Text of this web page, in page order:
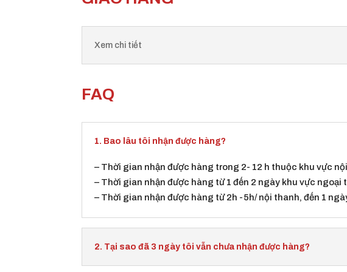
Xem chi tiết
FAQ
1. Bao lâu tôi nhận được hàng?
– Thời gian nhận được hàng trong 2- 12 h thuộc khu vực
– Thời gian nhận được hàng từ 1 đến 2 ngày khu vực
– Thời gian nhận được hàng từ 2h -5h/ nội thanh, đến 1
2. Tại sao đã 3 ngày tôi vẫn chưa nhận được hàng?